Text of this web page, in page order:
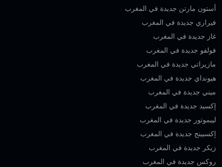
أستون مارتن جديدة في المغرب
فيراري جديدة في المغرب
غاز جديدة في المغرب
فولفو جديدة في المغرب
مازيراتي جديدة في المغرب
هيونداي جديدة في المغرب
ميني جديدة في المغرب
إكسيد جديدة في المغرب
ليبموتور جديدة في المغرب
إكسبينج جديدة في المغرب
زيكر جديدة في المغرب
روكس جديدة في المغرب